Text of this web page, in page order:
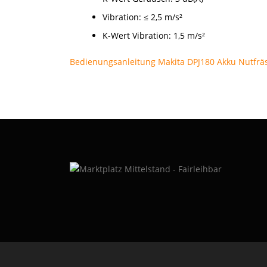
Vibration: ≤ 2,5 m/s²
K-Wert Vibration: 1,5 m/s²
Bedienungsanleitung Makita DPJ180 Akku